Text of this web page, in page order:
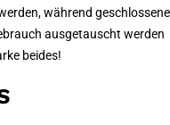
während geschlossene
ausgetauscht werden
beides!